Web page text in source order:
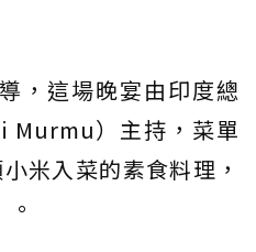
，這場晚宴由印度總
Murmu）主持，菜單
米入菜的素食料理，